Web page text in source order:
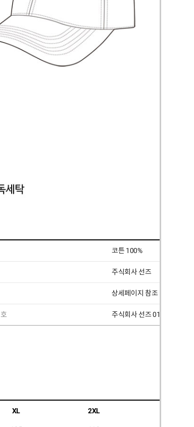
코튼 100%
주식회사 선즈
상세페이지 참조
주식회사 선즈 010 7270
XL 2XL